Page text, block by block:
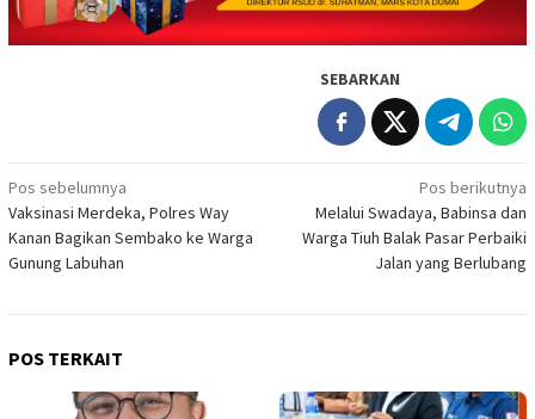
SEBARKAN
Navigasi
pos
Pos sebelumnya
Vaksinasi Merdeka, Polres Way
Kanan Bagikan Sembako ke Warga
Gunung Labuhan
Pos berikutnya
Melalui Swadaya, Babinsa dan
Warga Tiuh Balak Pasar Perbaiki
Jalan yang Berlubang
POS TERKAIT